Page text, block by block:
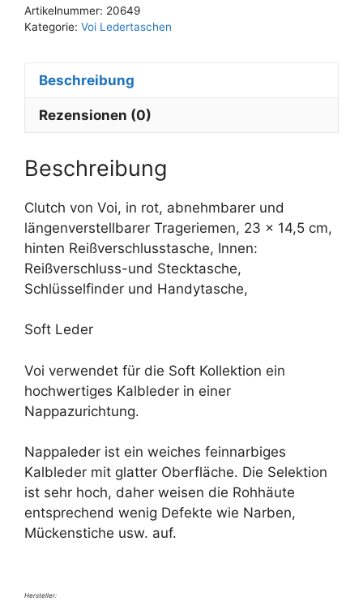
e
t
e
Artikelnummer: 20649
Kategorie: Voi Ledertaschen
Beschreibung
Rezensionen (0)
Beschreibung
Clutch von Voi, in rot, abnehmbarer und
längenverstellbarer Trageriemen, 23 x 14,5 cm,
hinten Reißverschlusstasche, Innen:
Reißverschluss-und Stecktasche,
Schlüsselfinder und Handytasche,
Soft Leder
Voi verwendet für die Soft Kollektion ein
hochwertiges Kalbleder in einer
Nappazurichtung.
Nappaleder ist ein weiches feinnarbiges
Kalbleder mit glatter Oberfläche. Die Selektion
ist sehr hoch, daher weisen die Rohhäute
entsprechend wenig Defekte wie Narben,
Mückenstiche usw. auf.
Hersteller: